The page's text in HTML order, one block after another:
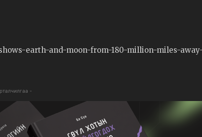
earth-and-moon-from-180-million-miles-
-